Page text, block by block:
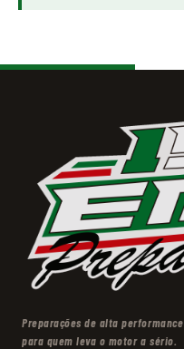
Preparações de alta performance
para quem leva o motor a sério.